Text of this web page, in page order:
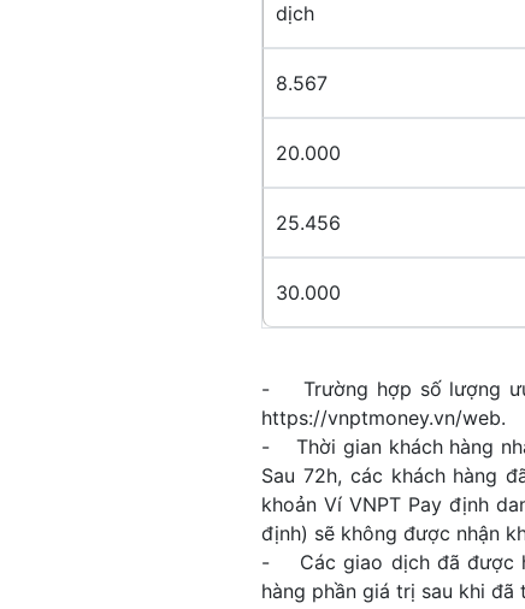
dịch
8.567
20.000
25.456
30.000
- Trường hợp số lượng ưu
https://vnptmoney.vn/web.
- Thời gian khách hàng
Sau 72h, các khách hàng
khoản Ví VNPT Pay định
định) sẽ không được nhận
- Các giao dịch đã được
hàng phần giá trị sau khi